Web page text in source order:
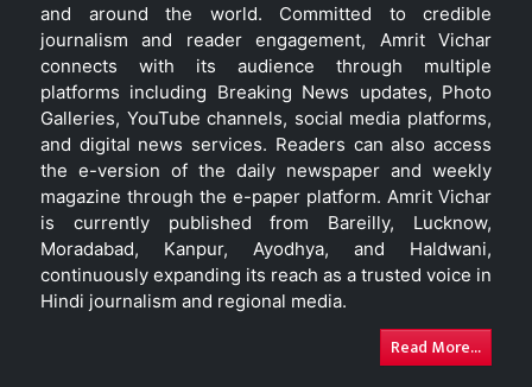
and around the world. Committed to credible
journalism and reader engagement, Amrit Vichar
connects with its audience through multiple
platforms including Breaking News updates, Photo
Galleries, YouTube channels, social media platforms,
and digital news services. Readers can also access
the e-version of the daily newspaper and weekly
magazine through the e-paper platform. Amrit Vichar
is currently published from Bareilly, Lucknow,
Moradabad, Kanpur, Ayodhya, and Haldwani,
continuously expanding its reach as a trusted voice in
Hindi journalism and regional media.
Read More...